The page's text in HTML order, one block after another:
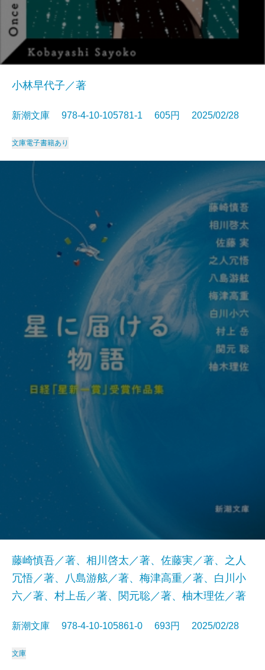
小林早代子／著
新潮文庫 978-4-10-105781-1 605円 2025/02/28
文庫電子書籍あり
藤崎慎吾／著、相川啓太／著、佐藤実／著、之人
冗悟／著、八島游舷／著、梅津高重／著、白川小
六／著、村上岳／著、関元聡／著、柚木理佐／著
新潮文庫 978-4-10-105861-0 693円 2025/02/28
文庫